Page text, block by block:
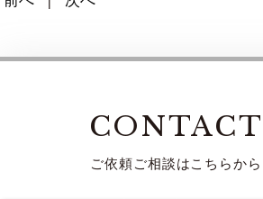
CONTACT
ご依頼ご相談はこちらから